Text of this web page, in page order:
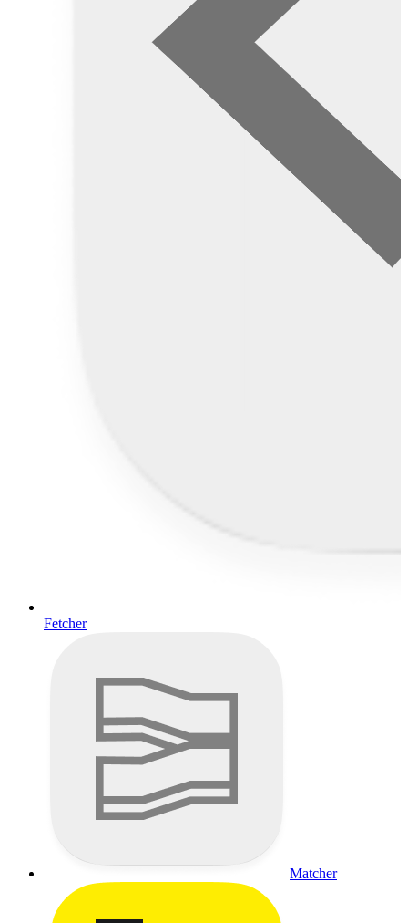
Fetcher
Matcher